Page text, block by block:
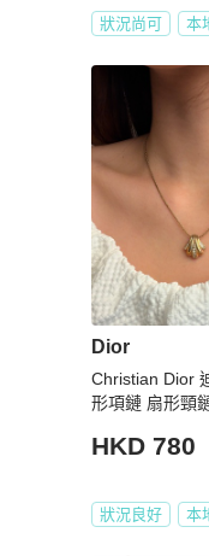
狀況尚可 本
Dior
Christian Dior
形項鏈 扇形頸
HKD 780
狀況良好 本